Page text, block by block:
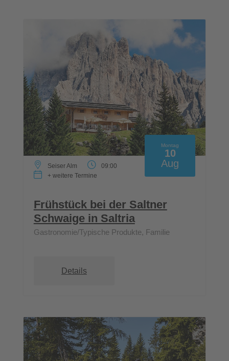
Montag
10
Aug
Seiser Alm
09:00
+ weitere Termine
Frühstück bei der Saltner
Schwaige in Saltria
Gastronomie/Typische Produkte, Familie
Details